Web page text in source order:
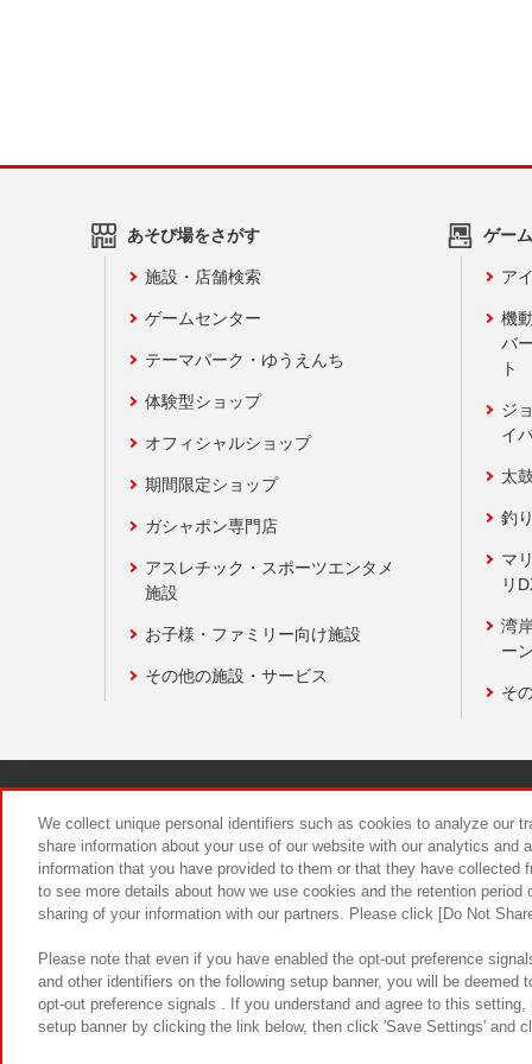
あそび場をさがす
施設・店舗検索
ゲームセンター
テーマパーク・ゆうえんち
体験型ショップ
オフィシャルショップ
期間限定ショップ
ガシャポン専門店
アスレチック・スポーツエンタメ
施設
お子様・ファミリー向け施設
その他の施設・サービス
ゲー
ア
機
バ
ト
ジ
イ
太
釣
マ
リ
湾
ー
そ
食品のご
We collect unique personal identifiers such as cookies to analyze our
share information about your use of our website with our analytics and
information that you have provided to them or that they have
to see more details about how we use cookies and the retention
sharing of your information with our partners. Please click [Do Not
Please note that even if you have enabled the opt-out preference
and other identifiers on the following setup banner, you will be
opt-out preference signals . If you understand and agree to this
setup banner by clicking the link below, then click 'Save Settings' and